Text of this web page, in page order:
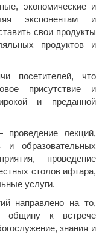
экономические и
экспонентам и
свои продукты
продуктов и
посетителей, что
присутствие и
и преданной
лекций,
и образовательных
проведение
столов ифтара,
услуги.
направлено на то,
общину к встрече
знания и